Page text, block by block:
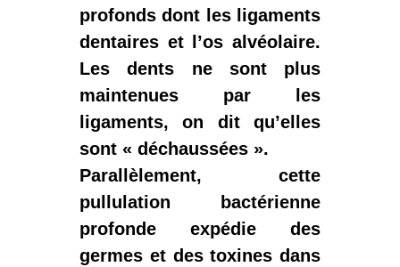
profonds dont les ligaments
dentaires et l’os alvéolaire.
Les dents ne sont plus
maintenues par les
ligaments, on dit qu’elles
sont « déchaussées ».
Parallèlement, cette
pullulation bactérienne
profonde expédie des
germes et des toxines dans